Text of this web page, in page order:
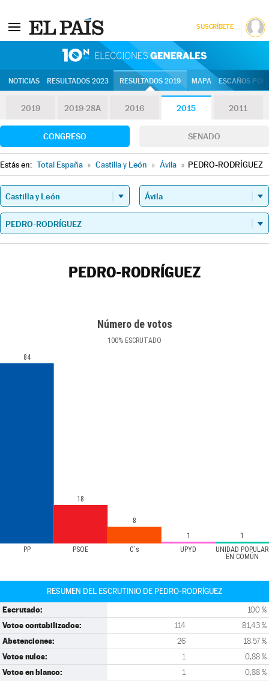
SUSCRÍBETE
NOTICIAS RESULTADOS 2023 RESULTADOS 2019 MAPA ESCAÑOS
2019 2019-28A 2016 2015 2011
CONGRESO SENADO
Estás en: Total España » Castilla y León » Ávila » PEDRO-RODRÍGUEZ
PEDRO-RODRÍGUEZ
Número de votos
100% ESCRUTADO
PP PSOE C´s UPYD
UNIDAD POPULAR
EN COMÚN
84
18
8
1
1
RESUMEN DEL ESCRUTINIO DE PEDRO-RODRÍGUEZ
Escrutado: 100 %
Votos contabilizados: 114 81,43 %
Abstenciones: 26 18,57 %
Votos nulos: 1 0,88 %
Votos en blanco: 1 0,88 %